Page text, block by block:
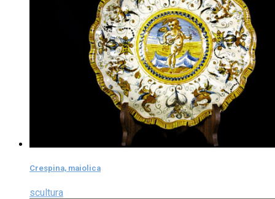
Crespina, maiolica
scultura